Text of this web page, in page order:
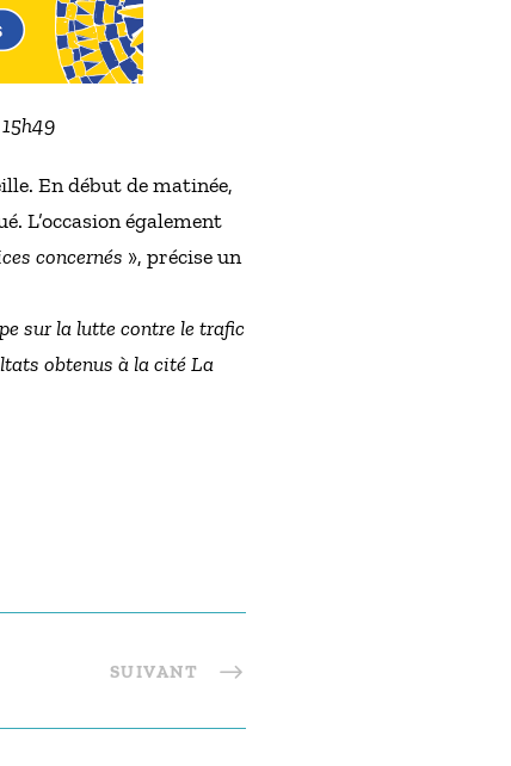
En début de matinée,
L’occasion également
concernés », précise un
sur la lutte contre le trafic
obtenus à la cité La
SUIVANT